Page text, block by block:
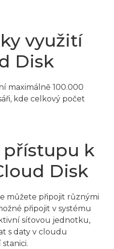
využití
Disk
maximálně 100.000
kde celkový počet
přístupu k
Disk
můžete připojit různými
připojit v systému
síťovou jednotku,
s daty v cloudu